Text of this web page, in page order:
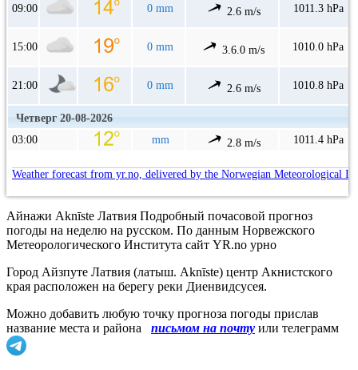
09:00 0 mm 2.6 m/s 1011.3 hPa
15:00 0 mm 3.6.0 m/s 1010.0 hPa
21:00 0 mm 2.6 m/s 1010.8 hPa
Четверг 20-08-2026
03:00
mm 2.8 m/s 1011.4 hPa
Weather forecast from yr.no, delivered by the Norwegian Meteorological
Айнажи Aknīste Латвия Подробный почасовой прогноз
погоды на неделю на русском. По данным Норвежского
Метеорологического Института сайт YR.no урно
Город Айзпуте Латвия (латыш. Aknīste) центр Акнистского
края расположен на берегу реки Диенвидсусея.
Можно добавить любую точку прогноза погоды прислав
название места и района
письмом на почту или телеграмм